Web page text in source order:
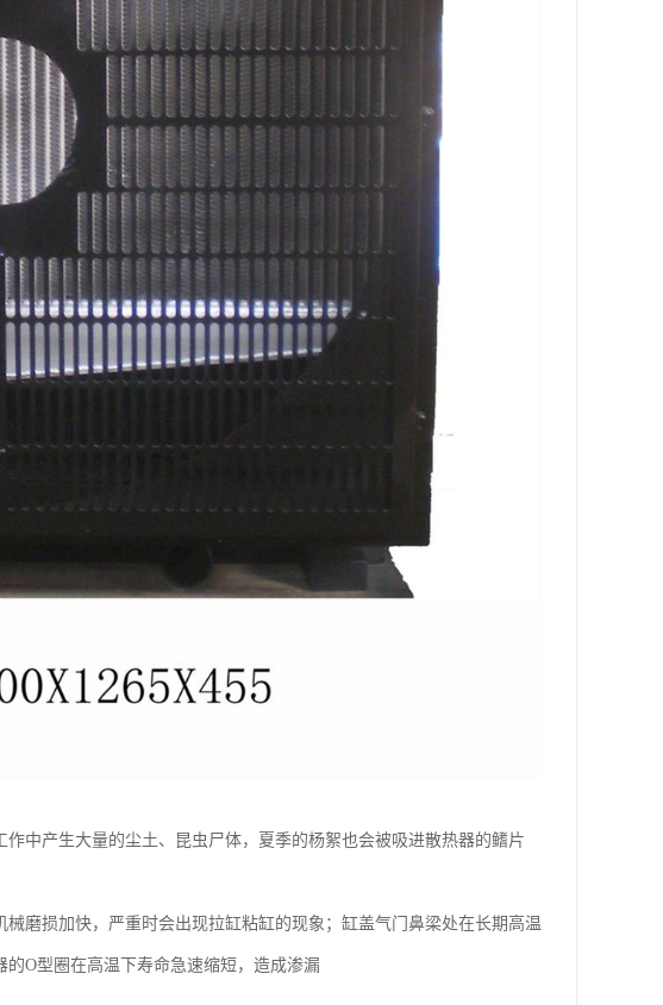
中产生大量的尘土、昆虫尸体，夏季的杨絮也会被吸进散热器的鳍片
损加快，严重时会出现拉缸粘缸的现象；缸盖气门鼻梁处在长期高温
O型圈在高温下寿命急速缩短，造成渗漏